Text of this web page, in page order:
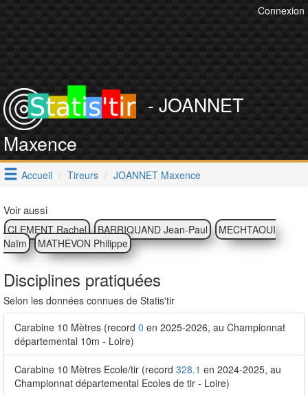
Connexion
- JOANNET
Maxence
Accueil Tireurs JOANNET Maxence
Voir aussi
CLEMENT Rachel BARRIQUAND Jean-Paul
MECHTAOUI
Naïm
MATHEVON Philippe
Disciplines pratiquées
Selon les données connues de Statis'tir
Carabine 10 Mètres (record 0 en 2025-2026, au Championnat
départemental 10m - Loire)
Carabine 10 Mètres Ecole/tir (record 328.1 en 2024-2025, au
Championnat départemental Ecoles de tir - Loire)